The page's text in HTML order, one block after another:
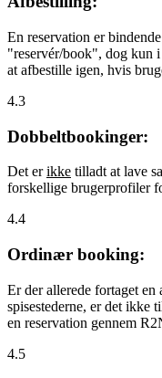
En reservation er
"reservér/book", dog kun
at afbestille igen, hvis
4.3
Dobbeltbookinger:
Det erikke tilladt at lave
forskellige brugerprofiler
4.4
Ordinær booking:
Er der allerede fortaget
spisestederne, er det ikke
en reservation gennem
4.5